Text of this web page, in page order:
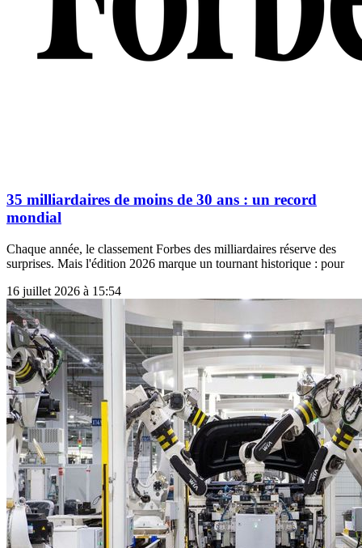
35 milliardaires de moins de 30 ans : un record
mondial
Chaque année, le classement Forbes des milliardaires réserve des
surprises. Mais l'édition 2026 marque un tournant historique : pour
16 juillet 2026 à 15:54